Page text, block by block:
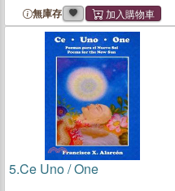
無庫存
5.Ce Uno / One